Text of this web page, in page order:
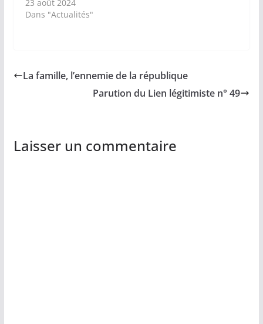
23 août 2024
Dans "Actualités"
La famille, l’ennemie de la république
Parution du Lien légitimiste n° 49
Laisser un commentaire